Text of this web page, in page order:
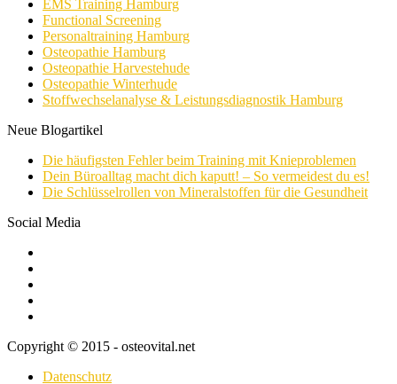
EMS Training Hamburg
Functional Screening
Personaltraining Hamburg
Osteopathie Hamburg
Osteopathie Harvestehude
Osteopathie Winterhude
Stoffwechselanalyse & Leistungsdiagnostik Hamburg
Neue Blogartikel
Die häufigsten Fehler beim Training mit Knieproblemen
Dein Büroalltag macht dich kaputt! – So vermeidest du es!
Die Schlüsselrollen von Mineralstoffen für die Gesundheit
Social Media
Copyright © 2015 - osteovital.net
Datenschutz